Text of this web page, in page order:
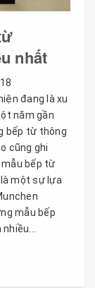
nhất
đang là xu
năm gần
bếp từ thông
cũng ghi
bếp từ
một sự lựa
mẫu bếp